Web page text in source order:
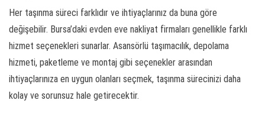
Her taşınma süreci farklıdır ve ihtiyaçlarınız da buna göre
değişebilir. Bursa’daki evden eve nakliyat firmaları genellikle farklı
hizmet seçenekleri sunarlar. Asansörlü taşımacılık, depolama
hizmeti, paketleme ve montaj gibi seçenekler arasından
ihtiyaçlarınıza en uygun olanları seçmek, taşınma sürecinizi daha
kolay ve sorunsuz hale getirecektir.